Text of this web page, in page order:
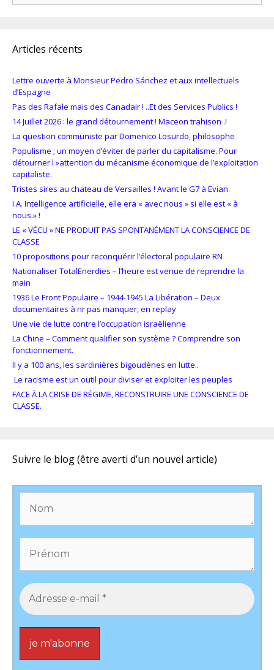
Articles récents
Lettre ouverte à Monsieur Pedro Sánchez et aux intellectuels
d’Espagne
Pas des Rafale mais des Canadair ! ..Et des Services Publics !
14 Juillet 2026 : le grand détournement ! Maceon trahison .!
La question communiste par Domenico Losurdo, philosophe
Populisme ; un moyen d’éviter de parler du capitalisme. Pour
détourner l »attention du mécanisme économique de l’exploitation
capitaliste.
Tristes sires au chateau de Versailles ! Avant le G7 à Evian.
I.A. Intelligence artificielle, elle era « avec nous » si elle est « à
nous.» !
LE « VÉCU » NE PRODUIT PAS SPONTANÉMENT LA CONSCIENCE DE
CLASSE
10 propositions pour reconquérir l’électoral populaire RN
Nationaliser TotalEnerdies – l’heure est venue de reprendre la
main
1936 Le Front Populaire – 1944-1945 La Libération – Deux
documentaires à nr pas manquer, en replay
Une vie de lutte contre l’occupation israëlienne
La Chine – Comment qualifier son système ? Comprendre son
fonctionnement.
Il y a 100 ans, les sardinières bigoudènes en lutte..
Le racisme est un outil pour diviser et exploiter les peuples
FACE À LA CRISE DE RÉGIME, RECONSTRUIRE UNE CONSCIENCE DE
CLASSE.
Suivre le blog (être averti d’un nouvel article)